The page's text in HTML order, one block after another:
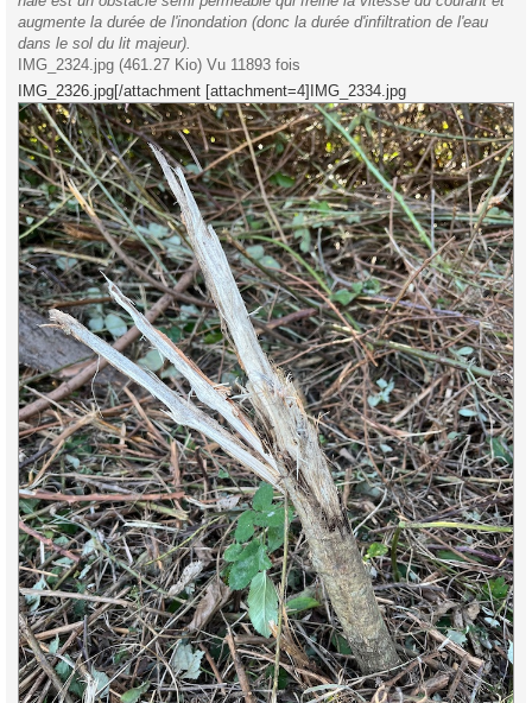
augmente la durée de l'inondation (donc la durée d'infiltration de l'eau
dans le sol du lit majeur).
IMG_2324.jpg (461.27 Kio) Vu 11893 fois
IMG_2326.jpg[/attachment [attachment=4]IMG_2334.jpg